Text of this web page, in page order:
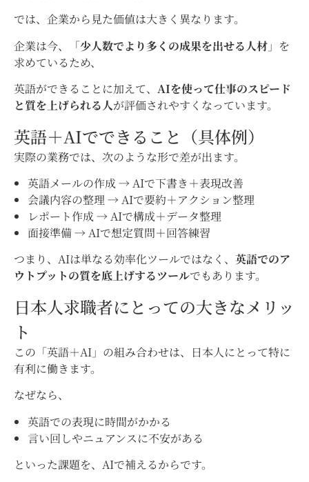
では、企業から見た価値は大きく異なります。
企業は今、「少人数でより多くの成果を出せる人材 」を
求めているため、
英語ができることに加えて、 AIを使って仕事のスピード
と質を上げられる人が評価されやすくなっています。
英語＋AIでできること（具体例）
実際の業務では、次のような形で差が出ます。
英語メールの作成 → AIで下書き＋表現改善
会議内容の整理 → AIで要約＋アクション整理
レポート作成 → AIで構成＋データ整理
面接準備 → AIで想定質問＋回答練習
つまり、AIは単なる効率化ツールではなく、 英語でのア
ウトプットの質を底上げするツールでもあります。
日本人求職者にとっての大きなメリッ
ト
この「英語＋AI」の組み合わせは、日本人にとって特に
有利に働きます。
なぜなら、
英語での表現に時間がかかる
言い回しやニュアンスに不安がある
といった課題を、AIで補えるからです。